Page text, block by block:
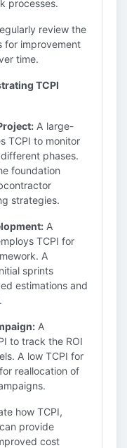
processes.
review the
for improvement
time.
TCPI
A large-
TCPI to monitor
phases.
foundation
strategies.
A
TCPI for
A
sprints
estimations and
A
to track the ROI
A low TCPI for
reallocation of
how TCPI,
provide
cost